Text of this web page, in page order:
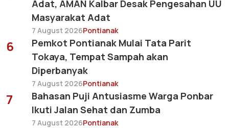
Adat, AMAN Kalbar Desak Pengesahan UU
Masyarakat Adat
7 August 2026Pontianak
6
Pemkot Pontianak Mulai Tata Parit
Tokaya, Tempat Sampah akan
Diperbanyak
7 August 2026Pontianak
7
Bahasan Puji Antusiasme Warga Ponbar
Ikuti Jalan Sehat dan Zumba
7 August 2026Pontianak